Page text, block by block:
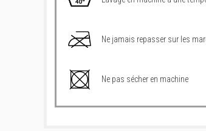
Ne jamais repasser sur les
Ne pas sécher en machine